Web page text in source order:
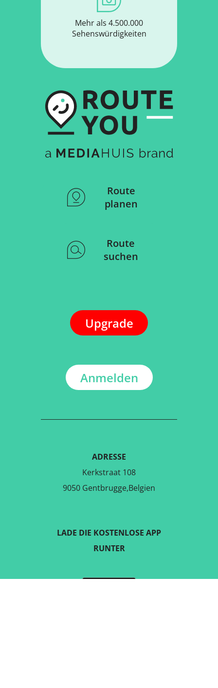
Mehr als 4.500.000
Sehenswürdigkeiten
Route
planen
Route
suchen
Upgrade
Anmelden
ADRESSE
Kerkstraat 108
9050 Gentbrugge,Belgien
LADE DIE KOSTENLOSE APP
RUNTER